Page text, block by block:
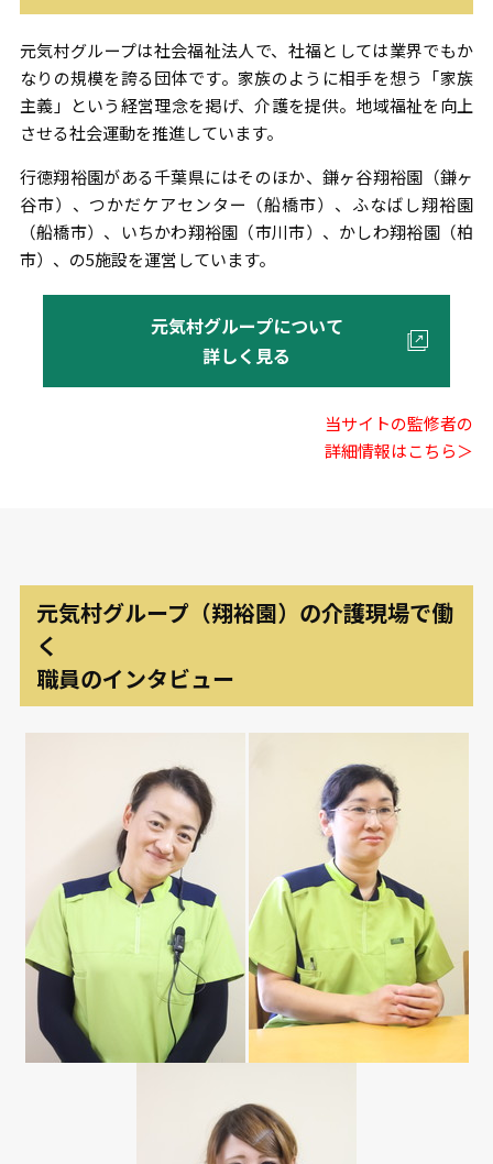
元気村グループは社会福祉法人で、社福としては業界でもか
なりの規模を誇る団体です。家族のように相手を想う「家族
主義」という経営理念を掲げ、介護を提供。地域福祉を向上
させる社会運動を推進しています。
行徳翔裕園がある千葉県にはそのほか、鎌ヶ谷翔裕園（鎌ヶ
谷市）、つかだケアセンター（船橋市）、ふなばし翔裕園
（船橋市）、いちかわ翔裕園（市川市）、かしわ翔裕園（柏
市）、の5施設を運営しています。
元気村グループについて
詳しく見る
当サイトの監修者の
詳細情報はこちら＞
元気村グループ（翔裕園）の介護現場で働
く
職員のインタビュー